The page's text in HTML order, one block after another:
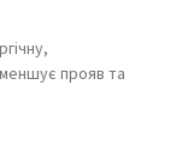
прояв та